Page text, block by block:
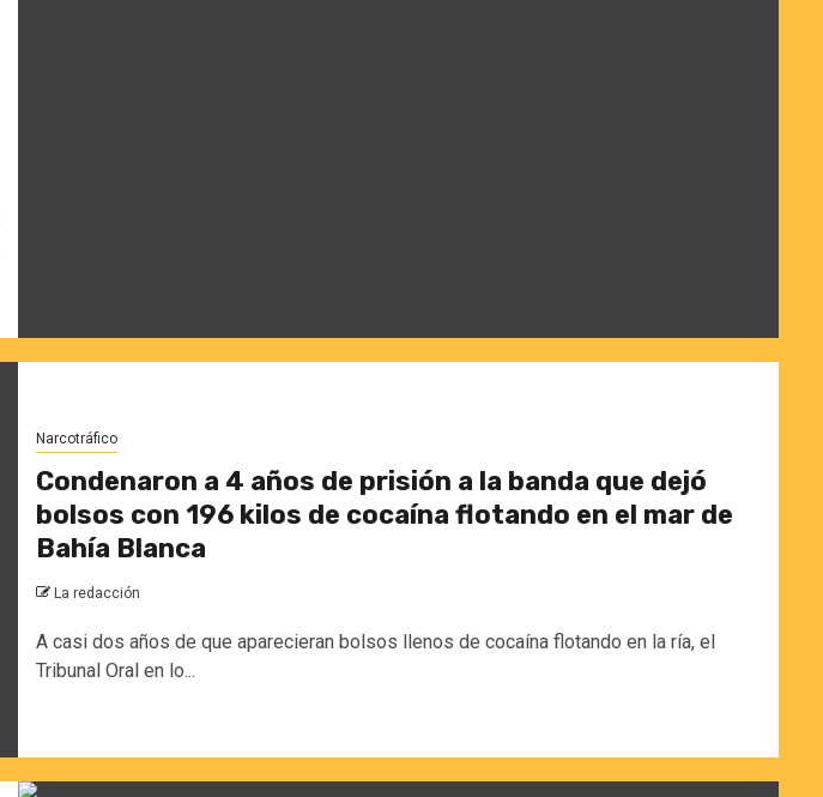
Narcotráfico
Condenaron a 4 años de prisión a la banda que dejó
bolsos con 196 kilos de cocaína flotando en el mar de
Bahía Blanca
La redacción
A casi dos años de que aparecieran bolsos llenos de cocaína flotando en la ría, el
Tribunal Oral en lo...